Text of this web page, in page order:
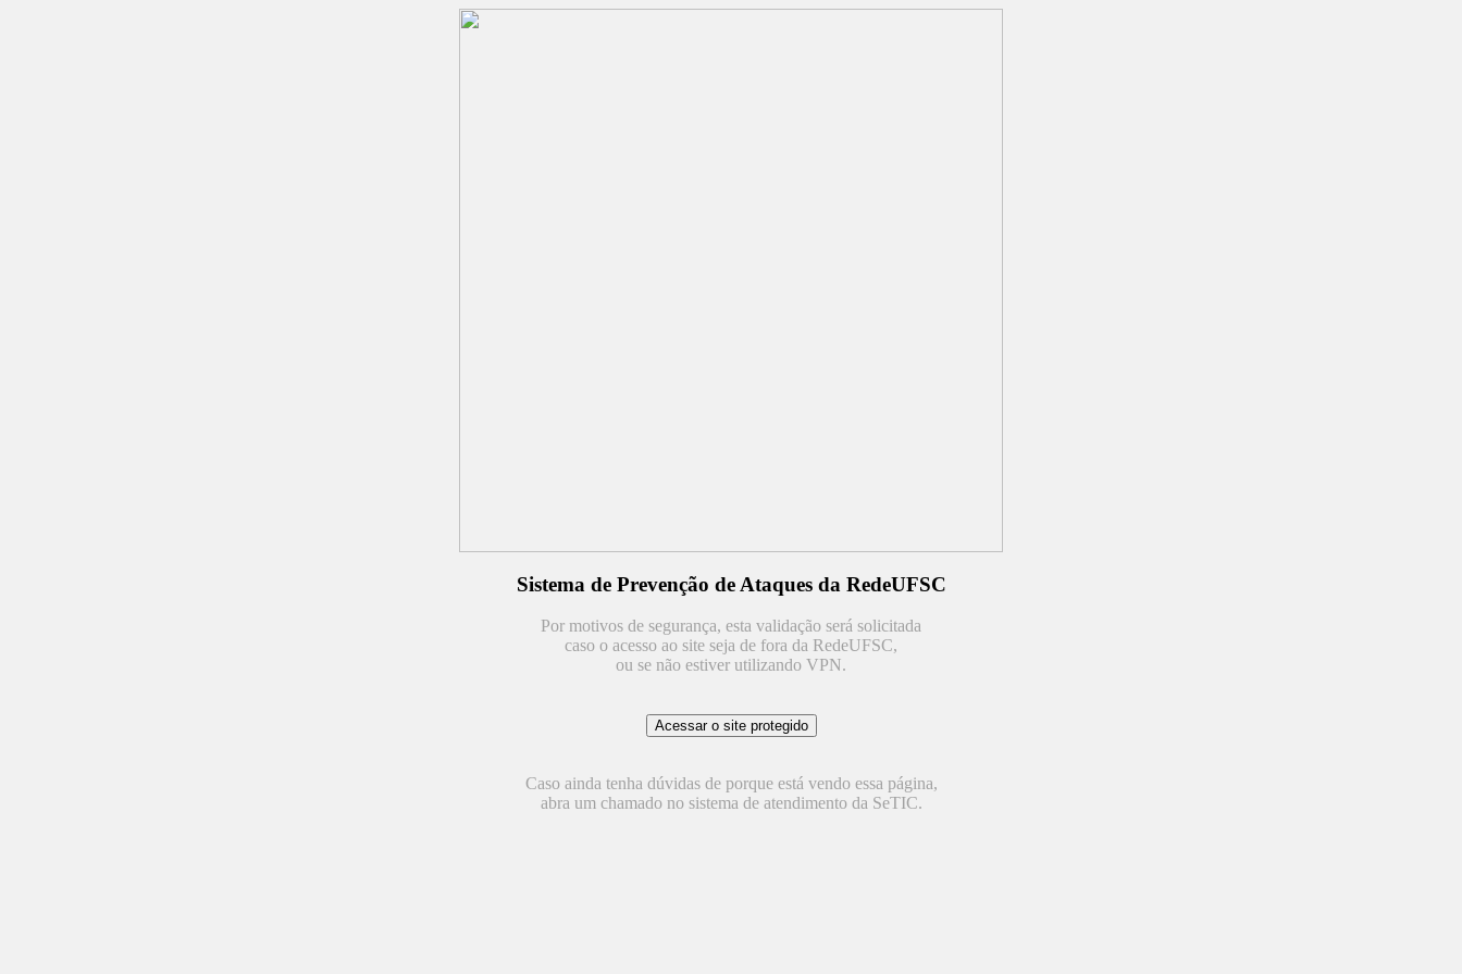
Sistema de Prevenção de Ataques da RedeUFSC
Por motivos de segurança, esta validação será solicitada
caso o acesso ao site seja de fora da RedeUFSC,
ou se não estiver utilizando VPN.
Caso ainda tenha dúvidas de porque está vendo essa página,
abra um chamado no sistema de atendimento da SeTIC.